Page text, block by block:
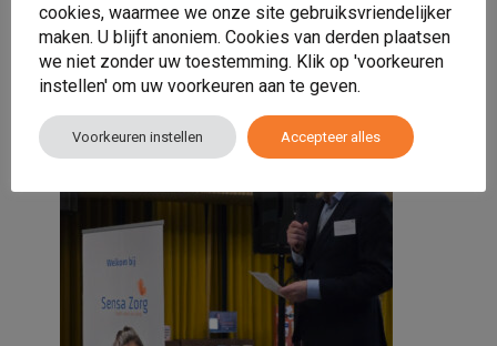
cookies, waarmee we onze site gebruiksvriendelijker
maken. U blijft anoniem. Cookies van derden plaatsen
we niet zonder uw toestemming. Klik op 'voorkeuren
instellen' om uw voorkeuren aan te geven.
Voorkeuren instellen Accepteer alles